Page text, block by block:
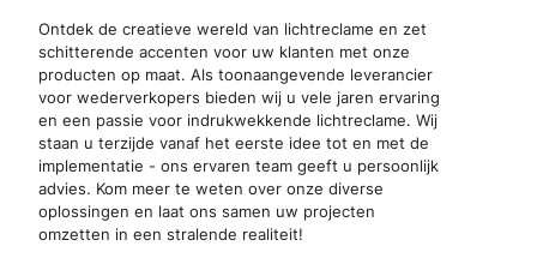
Ontdek de creatieve wereld van lichtreclame en zet
schitterende accenten voor uw klanten met onze
producten op maat. Als toonaangevende leverancier
voor wederverkopers bieden wij u vele jaren ervaring
en een passie voor indrukwekkende lichtreclame. Wij
staan u terzijde vanaf het eerste idee tot en met de
implementatie - ons ervaren team geeft u persoonlijk
advies. Kom meer te weten over onze diverse
oplossingen en laat ons samen uw projecten
omzetten in een stralende realiteit!